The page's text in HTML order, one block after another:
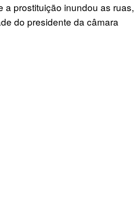
prostituição inundou as ruas,
do presidente da câmara